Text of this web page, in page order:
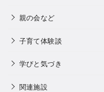
親の会など
子育て体験談
学びと気づき
関連施設